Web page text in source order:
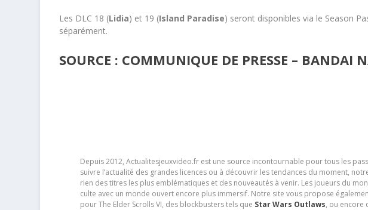
Les DLC 18 (Lidia) et 19 (Island Paradise) seront disponibles via le Season
séparément.
SOURCE : COMMUNIQUE DE PRESSE – BANDAI
Depuis 2012, Actualitesjeuxvideo.fr est une source incontournable pour tous les
suivre l’actualité des grandes licences ou à découvrir les tendances du moment,
rien des titres les plus emblématiques et des nouveautés à venir. Les joueurs du
culte avec un monde ouvert encore plus immersif. Notre site vous propose
pour The Elder Scrolls VI, des blockbusters tels que Star Wars Outlaws, ou encore